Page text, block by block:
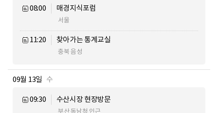
08:00 매경지식포럼
서울
11:20 찾아가는 통계교실
충북 음성
09월 13일 수
09:30 수산시장 현장방문